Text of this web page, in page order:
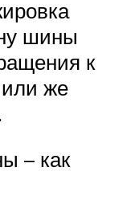
шины
к
или же
– как